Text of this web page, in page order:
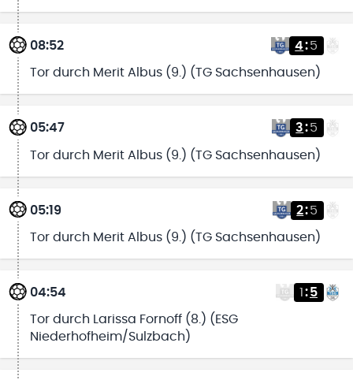
08:52 4:5
Tor durch Merit Albus (9.) (TG Sachsenhausen)
05:47 3:5
Tor durch Merit Albus (9.) (TG Sachsenhausen)
05:19 2:5
Tor durch Merit Albus (9.) (TG Sachsenhausen)
04:54 1 :5
Tor durch Larissa Fornoff (8.) (ESG
Niederhofheim/Sulzbach)